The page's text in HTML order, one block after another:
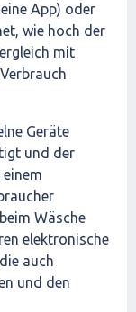
App) oder
wie hoch der
mit
Geräte
und der
Wäsche
elektronische
auch
und den